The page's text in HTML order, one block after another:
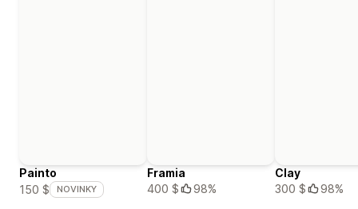
Painto
150 $
NOVINKY
Framia
400 $
98%
Clay
300 $
98%